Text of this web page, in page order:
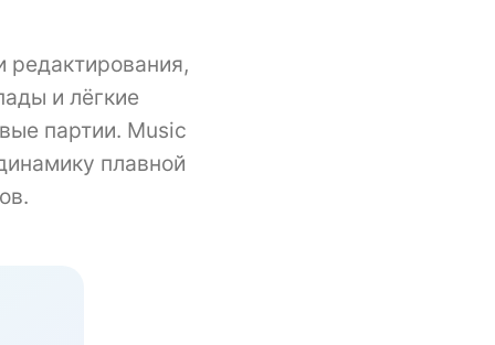
редактирования,
и лёгкие
партии. Music
плавной